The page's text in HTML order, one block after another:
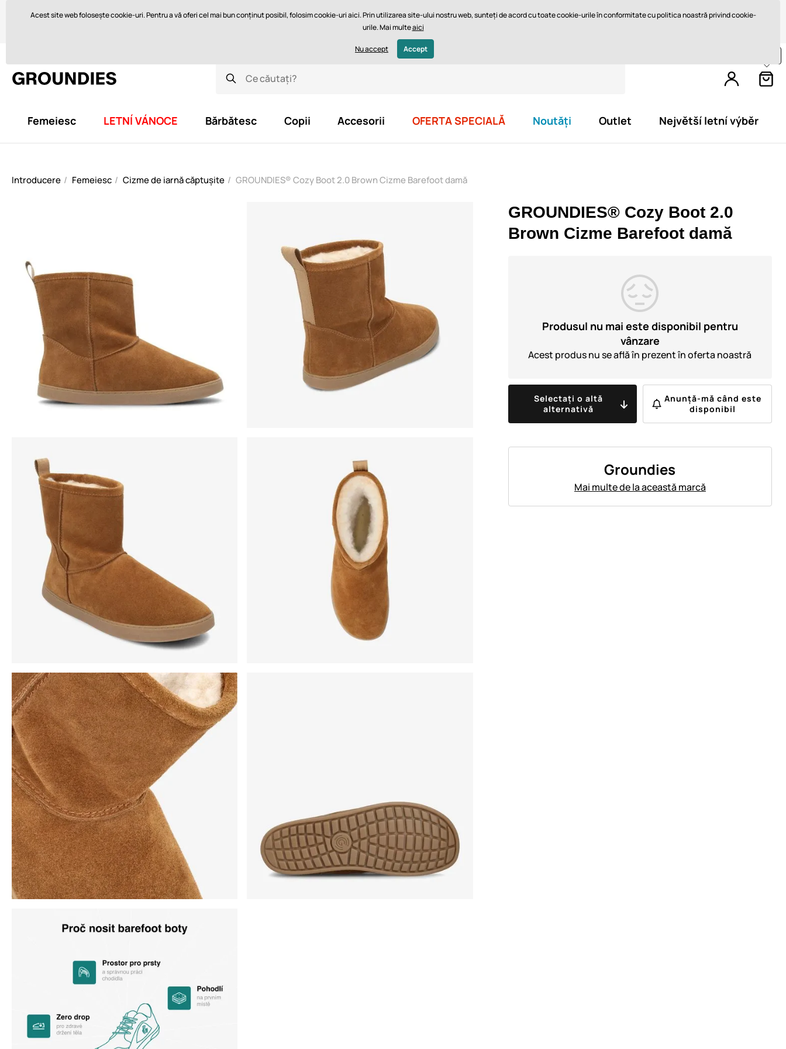
Vă ajutăm cu plăcere aiciorders@groundies.cz Retur în 14 zile
Livrare rapidă de la 747,61 lei GRATUIT
Lei - RO
Femeiesc LETNÍ VÁNOCE Bărbătesc Copii Accesorii OFERTA SPECIALĂ Noutăți Outlet Největší letní výběr
Introducere Femeiesc Cizme de iarnă căptușite GROUNDIES® Cozy Boot 2.0 Brown Cizme Barefoot damă
GROUNDIES® Cozy Boot 2.0
Brown Cizme Barefoot damă
Produsul nu mai este disponibil pentru
vânzare
Acest produs nu se află în prezent în oferta noastră
Selectați o altă
alternativă
Anunță-mă când este
disponibil
Groundies
Mai multe de la această marcă
Acest site web folosește cookie-uri. Pentru a vă oferi cel mai bun conținut posibil, folosim cookie-uri aici. Prin utilizarea site-ului nostru web, sunteți de acord cu toate cookie-urile în conformitate cu politica noastră privind cookie-
urile. Mai multeaici
Nu accept Accept